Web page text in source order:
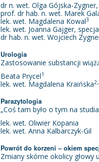
dr n. wet. Olga Gójska-
prof. dr hab. n. wet. Marek
lek. wet. Magdalena Kowal3
lek. wet. Joanna Gajger,
dr hab. n. wet. Wojciech
Urologia
Zastosowanie substancji
Beata Prycel1
lek. wet. Magdalena Kraińska
Parazytologia
„Coś tam było o tym na
lek. wet. Oliwier Kopania
lek. wet. Anna Kalbarczyk-Gil
Powrót do korzeni – okiem
Zmiany skórne okolicy głowy